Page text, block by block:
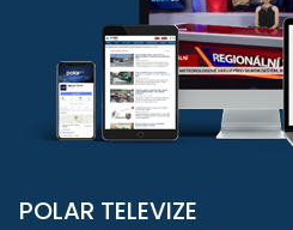
POLAR TELEVIZE